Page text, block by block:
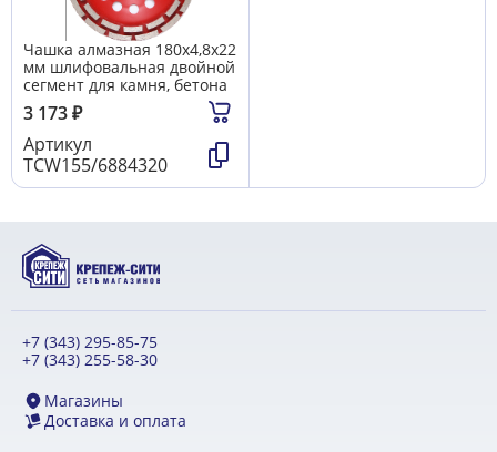
Чашка алмазная 180х4,8х22
мм шлифовальная двойной
сегмент для камня, бетона
3 173₽
Артикул
TCW155/6884320
+7 (343) 295-85-75
+7 (343) 255-58-30
Магазины
Доставка и оплата